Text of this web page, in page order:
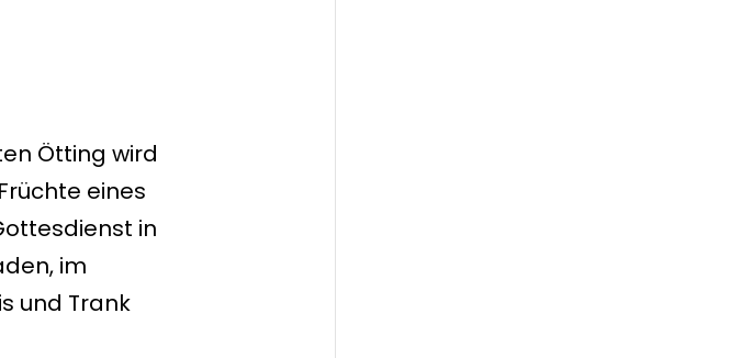
Ötting wird
eines
in
im
und Trank